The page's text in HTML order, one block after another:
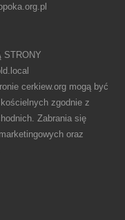
STRONY
cerkiew.org mogą być
zgodnie z
Zabrania się
oraz